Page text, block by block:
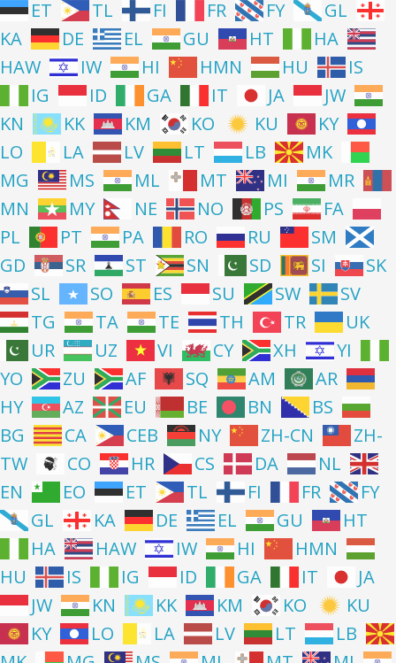
ET
TL FI FR FY
GL
KA
DE EL GU HT
HA
HAW
IW HI HMN HU
IS
IG
ID GA IT JA
JW
KN
KK KM KO KU
KY
LO
LA LV LT LB
MK
MG
MS ML MT MI
MR
MN
MY NE NO PS
FA
PL
PT PA RO RU
SM
GD
SR ST SN SD SI
SK
SL
SO ES SU SW
SV
TG
TA TE TH TR
UK
UR
UZ VI CY XH
YI
YO
ZU AF SQ AM
AR
HY
AZ EU BE BN
BS
BG
CA CEB NY ZH-CN
ZH-
TW
CO HR CS DA
NL
EN
EO ET TL FI FR
FY
GL
KA DE EL GU
HT
HA
HAW IW HI
HMN
HU
IS IG ID GA IT
JA
JW
KN KK KM KO
KU
KY
LO LA LV LT
LB